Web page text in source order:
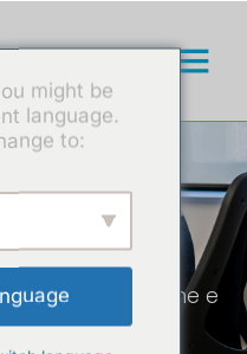
con precisione e
might be
language.
to: